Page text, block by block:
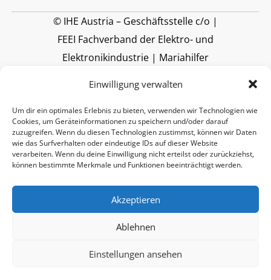
Einwilligung verwalten
Um dir ein optimales Erlebnis zu bieten, verwenden wir Technologien wie
Cookies, um Geräteinformationen zu speichern und/oder darauf
zuzugreifen. Wenn du diesen Technologien zustimmst, können wir Daten
wie das Surfverhalten oder eindeutige IDs auf dieser Website
verarbeiten. Wenn du deine Einwilligung nicht erteilst oder zurückziehst,
können bestimmte Merkmale und Funktionen beeinträchtigt werden.
Akzeptieren
Ablehnen
Einstellungen ansehen
© IHE Austria – Geschäftsstelle c/o |
FEEI Fachverband der Elektro- und
Elektronikindustrie | Mariahilfer
www.feei.at